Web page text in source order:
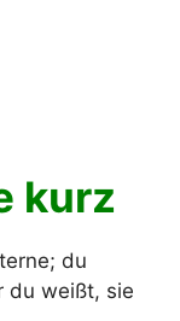
kurz
du
du weißt, sie